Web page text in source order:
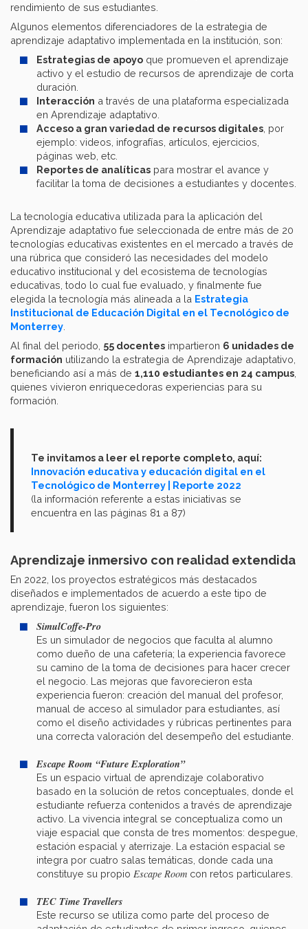
rendimiento de sus estudiantes.
Algunos elementos diferenciadores de la estrategia de
aprendizaje adaptativo implementada en la institución, son:
Estrategias de apoyo que promueven el aprendizaje
activo y el estudio de recursos de aprendizaje de corta
duración.
Interacción a través de una plataforma especializada
en Aprendizaje adaptativo.
Acceso a gran variedad de recursos digitales , por
ejemplo: videos, infografías, artículos, ejercicios,
páginas web, etc.
Reportes de analíticas para mostrar el avance y
facilitar la toma de decisiones a estudiantes y docentes.
La tecnología educativa utilizada para la aplicación del
Aprendizaje adaptativo fue seleccionada de entre más de 20
tecnologías educativas existentes en el mercado a través de
una rúbrica que consideró las necesidades del modelo
educativo institucional y del ecosistema de tecnologías
educativas, todo lo cual fue evaluado, y finalmente fue
elegida la tecnología más alineada a la Estrategia
Institucional de Educación Digital en el Tecnológico de
Monterrey
Al final del periodo, 55 docentes impartieron 6 unidades de
formación utilizando la estrategia de Aprendizaje adaptativo,
beneficiando así a más de 1,110 estudiantes en 24 campus
quienes vivieron enriquecedoras experiencias para su
formación.
Te invitamos a leer el reporte completo, aquí:
Innovación educativa y educación digital en el
Tecnológico de Monterrey | Reporte 2022
(la información referente a estas iniciativas se
encuentra en las páginas 81 a 87)
Aprendizaje inmersivo con realidad extendida
En 2022, los proyectos estratégicos más destacados
diseñados e implementados de acuerdo a este tipo de
aprendizaje, fueron los siguientes:
SimulCoffe-Pro
Es un simulador de negocios que faculta al alumno
como dueño de una cafetería; la experiencia favorece
su camino de la toma de decisiones para hacer crecer
el negocio. Las mejoras que favorecieron esta
experiencia fueron: creación del manual del profesor,
manual de acceso al simulador para estudiantes, así
como el diseño actividades y rúbricas pertinentes para
una correcta valoración del desempeño del estudiante.
Escape Room “Future Exploration”
Es un espacio virtual de aprendizaje colaborativo
basado en la solución de retos conceptuales, donde el
estudiante refuerza contenidos a través de aprendizaje
activo. La vivencia integral se conceptualiza como un
viaje espacial que consta de tres momentos: despegue,
estación espacial y aterrizaje. La estación espacial se
integra por cuatro salas temáticas, donde cada una
constituye su propio Escape Room con retos particulares.
TEC Time Travellers
Este recurso se utiliza como parte del proceso de